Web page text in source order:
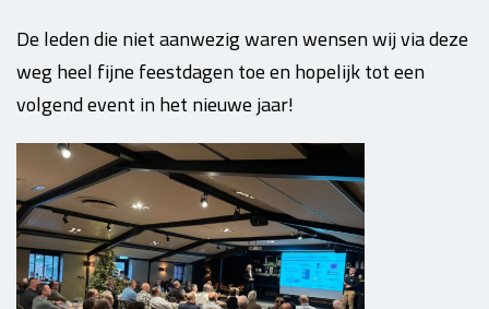
De leden die niet aanwezig waren wensen wij via deze
weg heel fijne feestdagen toe en hopelijk tot een
volgend event in het nieuwe jaar!